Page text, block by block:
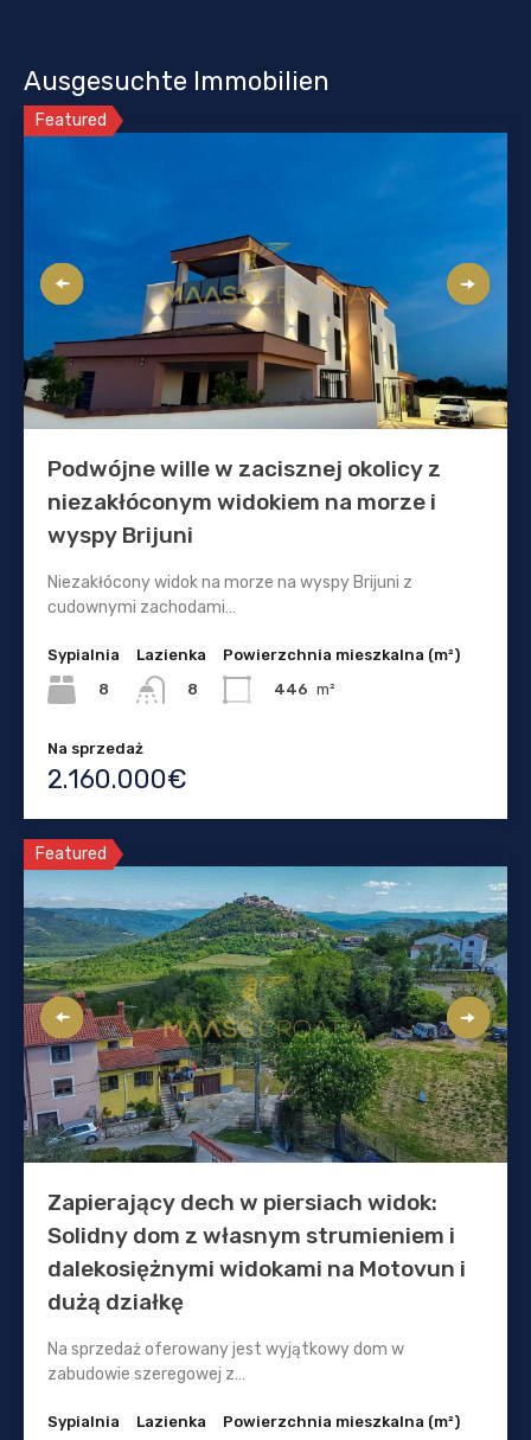
Ausgesuchte Immobilien
Featured
Podwójne wille w zacisznej okolicy z
niezakłóconym widokiem na morze i
wyspy Brijuni
Niezakłócony widok na morze na wyspy Brijuni z
cudownymi zachodami…
Sypialnia
8
Lazienka
8
Powierzchnia mieszkalna (m²)
446 m²
Na sprzedaż
2.160.000€
Featured
Zapierający dech w piersiach widok:
Solidny dom z własnym strumieniem i
dalekosiężnymi widokami na Motovun i
dużą działkę
Na sprzedaż oferowany jest wyjątkowy dom w
zabudowie szeregowej z…
Sypialnia
Lazienka
Powierzchnia mieszkalna (m²)